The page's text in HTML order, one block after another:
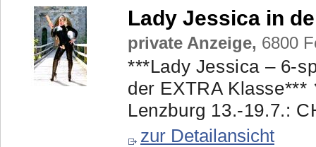
Lady Jessica in
private Anzeige, 6800
***Lady Jessica – 6-
der EXTRA
Lenzburg 13.-19.7.:
zur Detailansicht